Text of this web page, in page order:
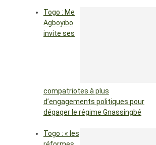
Togo : Me
Agboyibo
invite ses
compatriotes à plus
d’engagements politiques pour
dégager le régime Gnassingbé
Togo : « les